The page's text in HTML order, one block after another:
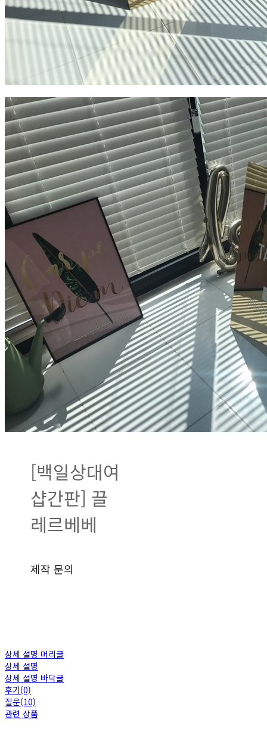
[백일상대여
샵간판] 끌
레르베베
제작 문의
상세 설명 머리글
상세 설명
상세 설명 바닥글
후기(0)
질문(10)
관련 상품